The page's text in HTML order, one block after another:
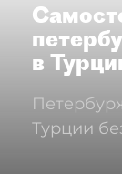
в
Турции